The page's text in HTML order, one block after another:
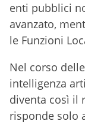
enti pubblici
avanzato,
le Funzioni
Nel corso
intelligenza
diventa così il
risponde solo